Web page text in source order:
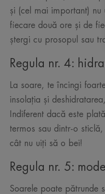
și (cel mai important)
fiecare două ore și de
ștergi cu prosopul sau
Regula nr. 4:
La soare, te încingi
insolația și
Indiferent dacă este
termos sau dintr-o
cât nu uiți să o bei!
Regula nr. 5:
Soarele poate pătrunde